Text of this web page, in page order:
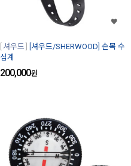
셔우드
[셔우드/SHERWOOD] 손목 수
심계
200,000원